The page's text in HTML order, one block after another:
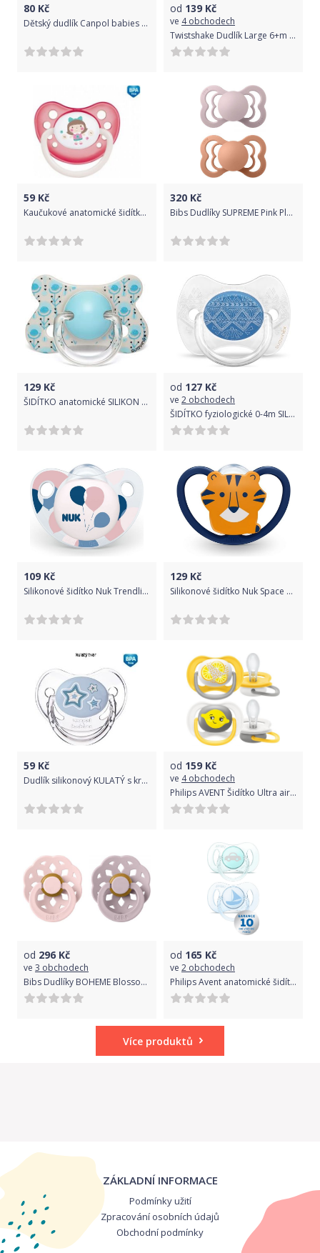
80 Kč
Dětský dudlík Canpol babies 23/289 silikonový symetrický 6-18m WILD NATURE korálový
od 139 Kč
ve 4 obchodech
Twistshake Dudlík Large 6+m Pastelově růžová/ fialová, 2 ks
59 Kč
Kaučukové anatomické šidítko Canpol Panenka
320 Kč
Bibs Dudlíky SUPREME Pink Plum/Peach velikost 2, přír.kaučuk 2ks
129 Kč
ŠIDÍTKO anatomické SILIKON 4-18m Suavinex Fusion MODRÝ PÁV
od 127 Kč
ve 2 obchodech
ŠIDÍTKO fyziologické 0-4m SILIKON Suavinex PREMIUM TMAVĚ MODRÉ
109 Kč
Silikonové šidítko Nuk Trendline Baloon Pink
129 Kč
Silikonové šidítko Nuk Space Tiger 0-6 měsíců
59 Kč
Dudlík silikonový KULATÝ s krytem - HVĚZDIČKY modrý - 6-18měs. - CANPOL
od 159 Kč
ve 4 obchodech
Philips AVENT Šidítko Ultra air neutral (citrus) 6-18m, 2 ks
od 296 Kč
ve 3 obchodech
Bibs Dudlíky BOHEME Blossom/Dusky Lilac - velikost 1, přír. kaučuk 2ks
od 165 Kč
ve 2 obchodech
Philips Avent anatomické šidítko 2 ks modrá zelená
Více produktů
ZÁKLADNÍ INFORMACE
Podmínky užití
Zpracování osobních údajů
Obchodní podmínky